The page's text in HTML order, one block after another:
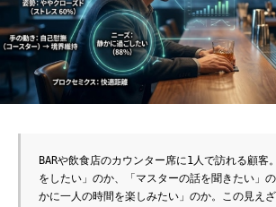
BARや飲食店のカウンター席に1人で訪れる顧客
をしたい」のか、「マスターの話を聞きたい」
かに一人の時間を楽しみたい」のか。この見え